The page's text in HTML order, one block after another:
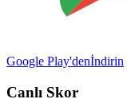
Google Play'denİndirin
Canlı Skor